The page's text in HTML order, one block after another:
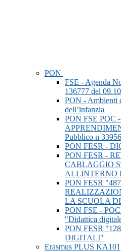
PON
FSE - Agenda
136777 del
PON - Ambienti
dell’infanzia
PON FSE POC
Pubblico n
PON FESR -
PON FESR -
CABLAGGIO
ALLINTERNO
PON FESR
LA SCUOLA
PON FSE -
"Didattica
PON FESR
DIGITALI"
Erasmus PLUS KA101